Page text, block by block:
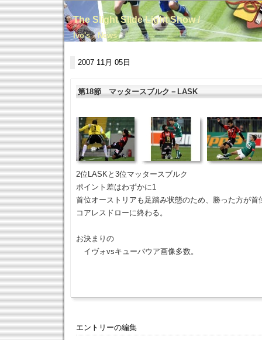
The Slight Slide Light Show /
Ivo's News
2007 11月 05日
第18節 マッタースブルク－LASK
2位LASKと3位マッタースブルク
ポイント差はわずかに1
首位オーストリアも足踏み状態のため、勝った方が
コアレスドローに終わる。
お決まりの
イヴォvsキューバウア画像多数。
エントリーの編集